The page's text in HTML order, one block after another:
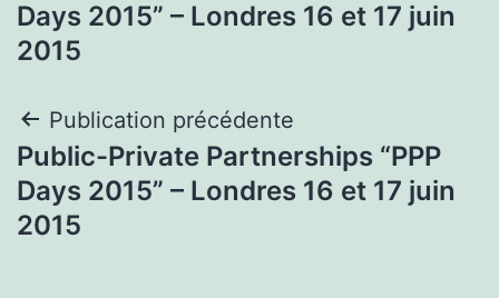
l’article
Days 2015” – Londres 16 et 17 juin
2015
Navigation
de
l’article
Publication précédente
Public-Private Partnerships “PPP
Days 2015” – Londres 16 et 17 juin
2015